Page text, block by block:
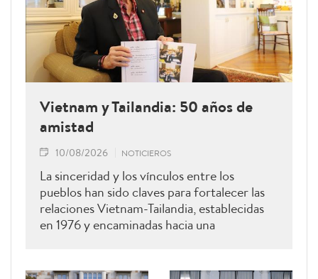
Vietnam y Tailandia: 50 años de
amistad
10/08/2026 NOTICIEROS
La sinceridad y los vínculos entre los
pueblos han sido claves para fortalecer las
relaciones Vietnam-Tailandia, establecidas
en 1976 y encaminadas hacia una